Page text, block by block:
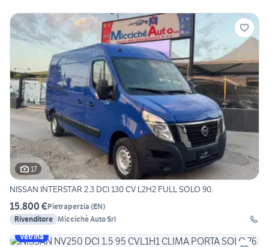
17
NISSAN INTERSTAR 2.3 DCI 130 CV L2H2 FULL SOLO 90.
15.800 €Pietraperzia (EN)
Rivenditore Miccichè Auto Srl
Vetrina